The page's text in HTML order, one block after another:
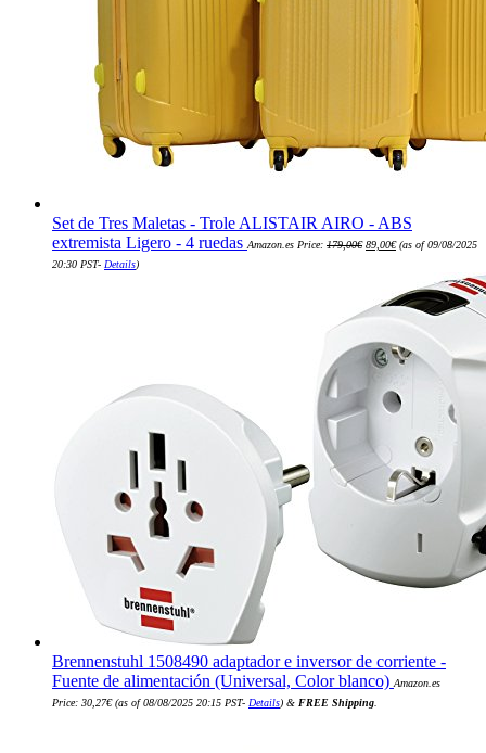
Set de Tres Maletas - Trole ALISTAIR AIRO - ABS
extremista Ligero - 4 ruedas Amazon.es Price: 179,00€ precio
89,00€precio
89,00€.
(as of 09/08/2025
20:30 PST- Details)
Brennenstuhl 1508490 adaptador e inversor de corriente -
Fuente de alimentación (Universal, Color blanco) Amazon.es
Price: 30,27€(as of 08/08/2025 20:15 PST- Details) & FREE Shipping